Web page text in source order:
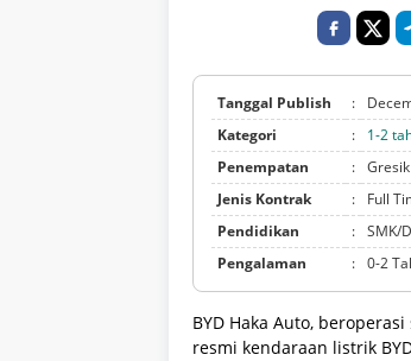
Tanggal Publish :
Kategori
: 1-2
Penempatan
: Gresik
Jenis Kontrak
:
Full
Pendidikan
: SMK/
Pengalaman
: 0-2
BYD Haka Auto,
resmi kendaraan listrik